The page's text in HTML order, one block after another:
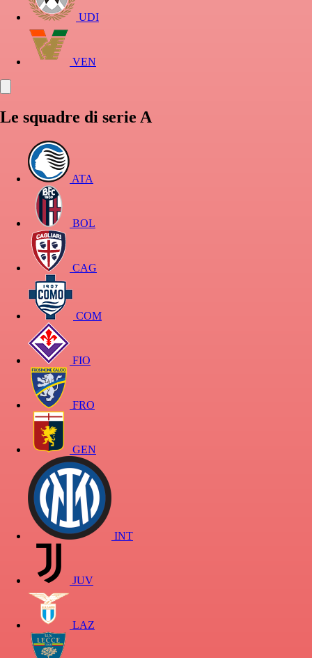
UDI
VEN
Le squadre di serie A
ATA
BOL
CAG
COM
FIO
FRO
GEN
INT
JUV
LAZ